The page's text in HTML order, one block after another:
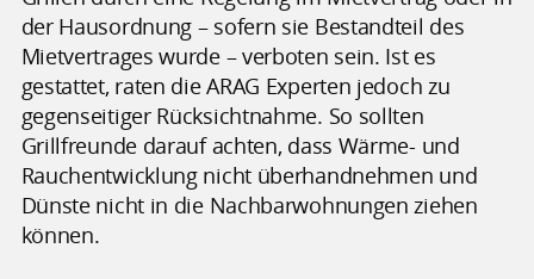
der Hausordnung – sofern sie Bestandteil des
Mietvertrages wurde – verboten sein. Ist es
gestattet, raten die ARAG Experten jedoch zu
gegenseitiger Rücksichtnahme. So sollten
Grillfreunde darauf achten, dass Wärme- und
Rauchentwicklung nicht überhandnehmen und
Dünste nicht in die Nachbarwohnungen ziehen
können.